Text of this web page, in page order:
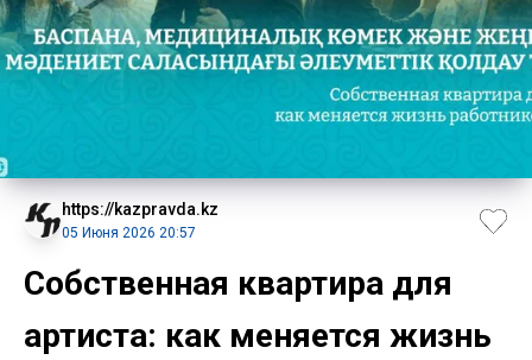
https://kazpravda.kz
05 Июня 2026 20:57
Собственная квартира для
артиста: как меняется жизнь